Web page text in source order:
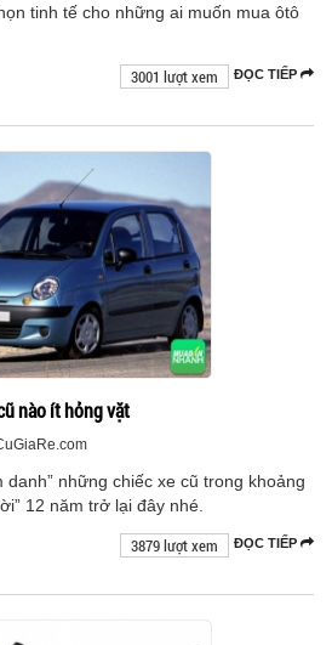
tinh tế cho những ai muốn mua ôtô
ĐỌC TIẾP
3001 lượt xem
nào ít hỏng vặt
danh” những chiếc xe cũ trong khoảng
12 năm trở lại đây nhé.
ĐỌC TIẾP
3879 lượt xem